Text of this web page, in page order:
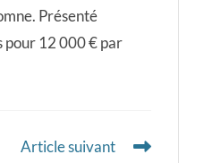
Présenté
pour 12 000 € par
Article suivant